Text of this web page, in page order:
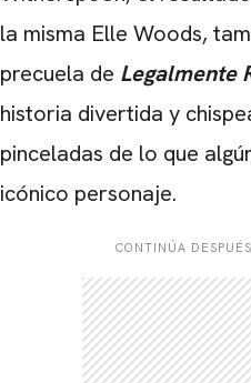
la misma Elle Woods,
precuela de Legalmente
historia divertida y
pinceladas de lo que
icónico personaje.
CONTINÚA